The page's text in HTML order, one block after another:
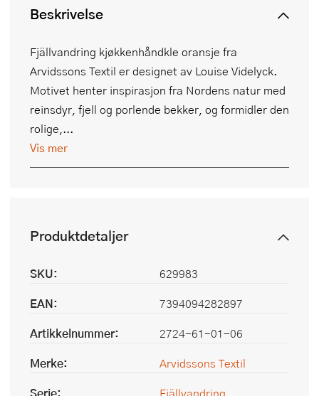
Beskrivelse
Fjällvandring kjøkkenhåndkle oransje fra
Arvidssons Textil er designet av Louise Videlyck.
Motivet henter inspirasjon fra Nordens natur med
reinsdyr, fjell og porlende bekker, og formidler den
rolige,...
Vis mer
Produktdetaljer
SKU:
629983
EAN:
7394094282897
Artikkelnummer:
2724-61-01-06
Merke:
Arvidssons Textil